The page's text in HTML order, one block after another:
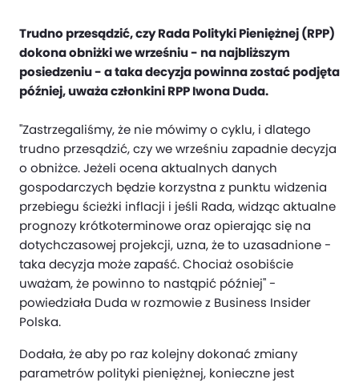
Trudno przesądzić, czy Rada Polityki Pieniężnej (RPP)
dokona obniżki we wrześniu - na najbliższym
posiedzeniu - a taka decyzja powinna zostać podjęta
później, uważa członkini RPP Iwona Duda.
"Zastrzegaliśmy, że nie mówimy o cyklu, i dlatego
trudno przesądzić, czy we wrześniu zapadnie decyzja
o obniżce. Jeżeli ocena aktualnych danych
gospodarczych będzie korzystna z punktu widzenia
przebiegu ścieżki inflacji i jeśli Rada, widząc aktualne
prognozy krótkoterminowe oraz opierając się na
dotychczasowej projekcji, uzna, że to uzasadnione -
taka decyzja może zapaść. Chociaż osobiście
uważam, że powinno to nastąpić później" -
powiedziała Duda w rozmowie z Business Insider
Polska.
Dodała, że aby po raz kolejny dokonać zmiany
parametrów polityki pieniężnej, konieczne jest